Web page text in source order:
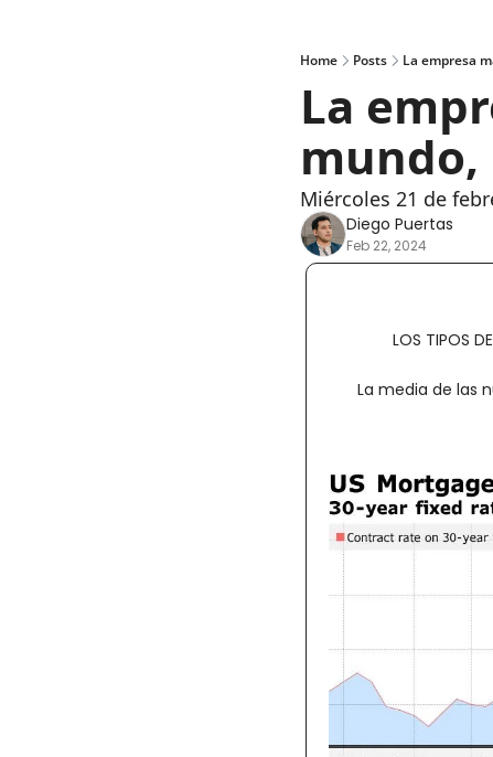
Home Posts La empresa
La
Miércoles 21 de
Diego Puertas
Feb 22, 2024
LOS TIPOS
La media de las